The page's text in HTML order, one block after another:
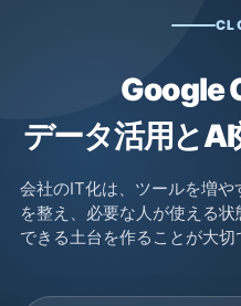
Google
データ活用とAI
会社のIT化は、ツールを増
を整え、必要な人が使える
できる土台を作ることが大切